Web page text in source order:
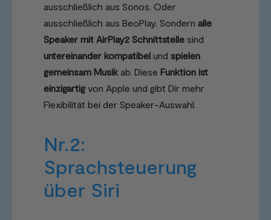
ausschließlich aus Sonos. Oder
ausschließlich aus BeoPlay. Sondern alle
Speaker mit AirPlay2 Schnittstelle sind
untereinander kompatibel und spielen
gemeinsam Musik ab. Diese Funktion ist
einzigartigvon Apple und gibt Dir mehr
Flexibilität bei der Speaker-Auswahl.
Nr.2:
Sprachsteuerung
über Siri